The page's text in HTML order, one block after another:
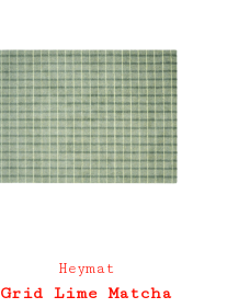
Heymat
Grid Lime Matcha